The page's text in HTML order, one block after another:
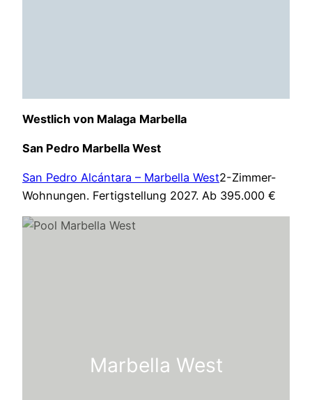
Westlich von Malaga Marbella
San Pedro Marbella West
San Pedro Alcántara – Marbella West2-Zimmer-
Wohnungen. Fertigstellung 2027. Ab 395.000 €
Marbella West